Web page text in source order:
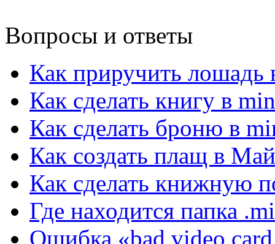
Вопросы и ответы
Как приручить лошадь
Как сделать книгу в
Как сделать броню в
Как создать плащ в
Как сделать книжную
Где находится папка
Ошибка «bad video